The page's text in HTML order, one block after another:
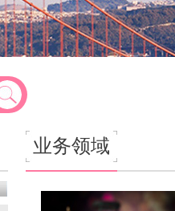
业务领域